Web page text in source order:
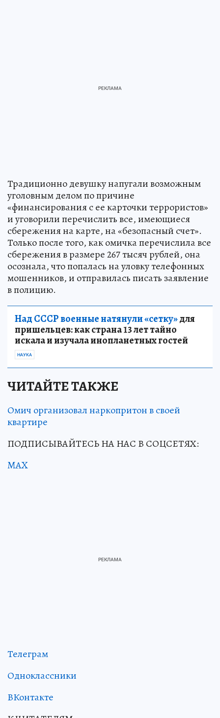
Традиционно девушку напугали возможным
уголовным делом по причине
«финансирования с ее карточки террористов»
и уговорили перечислить все, имеющиеся
сбережения на карте, на «безопасный счет».
Только после того, как омичка перечислила все
сбережения в размере 267 тысяч рублей, она
осознала, что попалась на уловку телефонных
мошенников, и отправилась писать заявление
в полицию.
Над СССР военные натянули «сетку»для
пришельцев: как страна 13 лет тайно
искала и изучала инопланетных гостей
НАУКА
ЧИТАЙТЕ ТАКЖЕ
Омич организовал наркопритон в своей
квартире
ПОДПИСЫВАЙТЕСЬ НА НАС В СОЦСЕТЯХ:
MAX
Телеграм
Одноклассники
ВКонтакте